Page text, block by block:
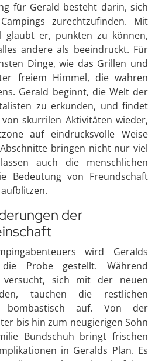
für Gerald besteht darin, sich
zurechtzufinden. Mit
glaubt er, punkten zu können,
andere als beeindruckt. Für
Dinge, wie das Grillen und
freiem Himmel, die wahren
Gerald beginnt, die Welt der
zu erkunden, und findet
skurrilen Aktivitäten wieder,
auf eindrucksvolle Weise
bringen nicht nur viel
auch die menschlichen
Bedeutung von Freundschaft
der
wird Geralds
Probe gestellt. Während
versucht, sich mit der neuen
tauchen die restlichen
bombastisch auf. Von der
bis hin zum neugierigen Sohn
Bundschuh bringt frischen
in Geralds Plan. Es